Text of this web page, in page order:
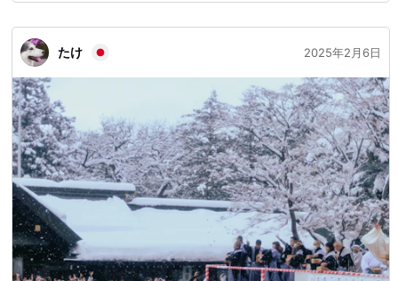
たけ 2025年2月6日